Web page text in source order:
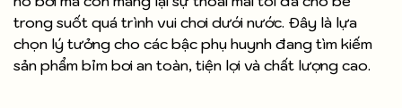
trong suốt quá trình vui chơi dưới nước. Đây là lựa
chọn lý tưởng cho các bậc phụ huynh đang tìm kiếm
sản phẩm bỉm bơi an toàn, tiện lợi và chất lượng cao.